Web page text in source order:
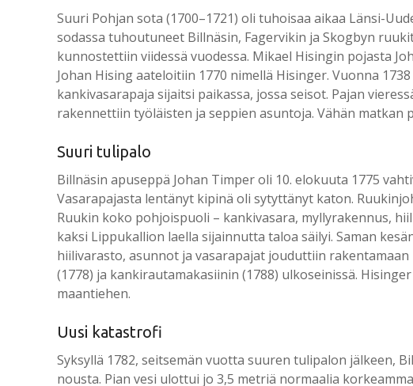
Suuri Pohjan sota (1700–1721) oli tuhoisaa aikaa Länsi-
sodassa tuhoutuneet Billnäsin, Fagervikin ja Skogbyn
kunnostettiin viidessä vuodessa. Mikael Hisingin pojasta
Johan Hising aateloitiin 1770 nimellä Hisinger. Vuonna
kankivasarapaja sijaitsi paikassa, jossa seisot. Pajan
rakennettiin työläisten ja seppien asuntoja. Vähän
Suuri tulipalo
Billnäsin apuseppä Johan Timper oli 10. elokuuta 1775
Vasarapajasta lentänyt kipinä oli sytyttänyt katon.
Ruukin koko pohjoispuoli – kankivasara, myllyrakennus,
kaksi Lippukallion laella sijainnutta taloa säilyi. Saman
hiilivarasto, asunnot ja vasarapajat jouduttiin
(1778) ja kankirautamakasiinin (1788) ulkoseinissä.
maantiehen.
Uusi katastrofi
Syksyllä 1782, seitsemän vuotta suuren tulipalon jälkeen,
nousta. Pian vesi ulottui jo 3,5 metriä normaalia